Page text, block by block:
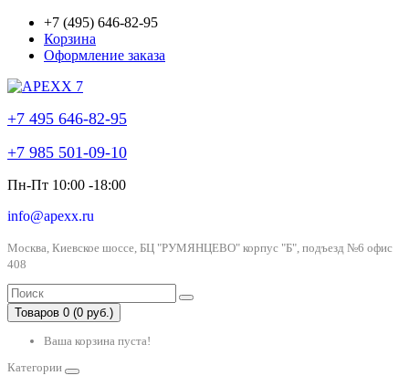
+7 (495) 646-82-95
Корзина
Оформление заказа
+7 495 646-82-95
+7 985 501-09-10
Пн-Пт 10:00 -18:00
info@apexx.ru
Москва, Киевское шоссе, БЦ "РУМЯНЦЕВО" корпус "Б", подъезд №6 офис
408
Товаров 0 (0 руб.)
Ваша корзина пуста!
Категории